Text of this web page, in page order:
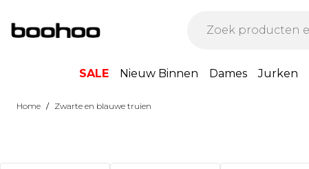
SALE Nieuw Binnen Dames Jurken
Home / Zwarte en blauwe truien